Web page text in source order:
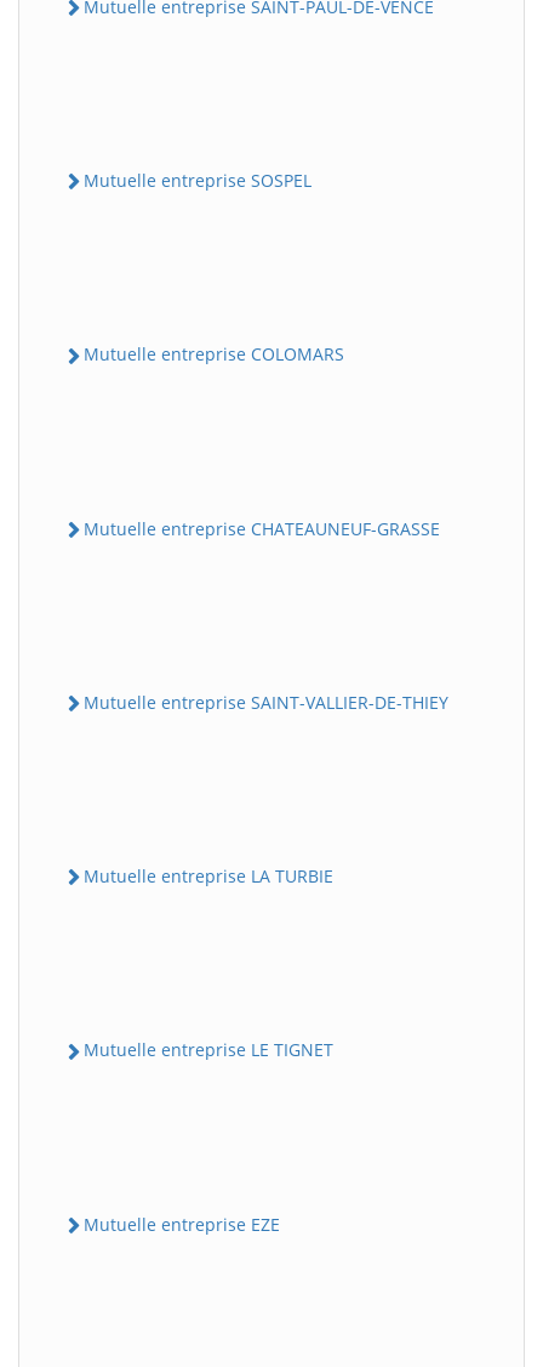
Mutuelle entreprise SAINT-PAUL-DE-VENCE
Mutuelle entreprise SOSPEL
Mutuelle entreprise COLOMARS
Mutuelle entreprise CHATEAUNEUF-GRASSE
Mutuelle entreprise SAINT-VALLIER-DE-THIEY
Mutuelle entreprise LA TURBIE
Mutuelle entreprise LE TIGNET
Mutuelle entreprise EZE